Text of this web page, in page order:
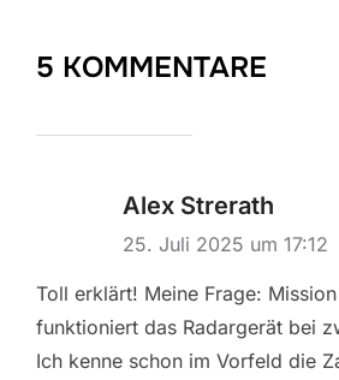
5 KOMMENTARE
Alex Strerath
25. Juli 2025 um 17:12
Toll erklärt! Meine Frage:
funktioniert das Radargerät bei
Ich kenne schon im Vorfeld die